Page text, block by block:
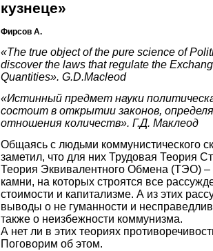
кузнеце»
Фирсов А.
«The true object of the pure science of
discover the laws that regulate the
Quantities». G.D.Macleod
«Истинный предмет науки
состоит в открытии законов,
отношения количеств». Г.Д. Маклеод
Общаясь с людьми коммунистического
заметил, что для них Трудовая Теория
Теория Эквивалентного Обмена (ТЭО) –
камни, на которых строятся все
стоимости и капитализме. А из этих
выводы о не гуманности и
также о неизбежности коммунизма.
А нет ли в этих теориях
Поговорим об этом.